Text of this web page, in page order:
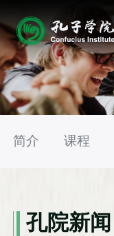
简介 课程
孔院新闻